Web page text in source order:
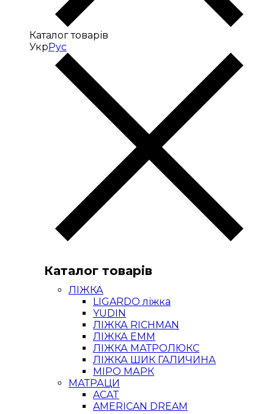
Каталог товарів
Укр Рус
Каталог товарів
ЛІЖКА
LIGARDO ліжка
YUDIN
ЛІЖКА RICHMAN
ЛІЖКА ЕММ
ЛІЖКА МАТРОЛЮКС
ЛІЖКА ШИК ГАЛИЧИНА
МІРО МАРК
МАТРАЦИ
ACAT
AMERICAN DREAM